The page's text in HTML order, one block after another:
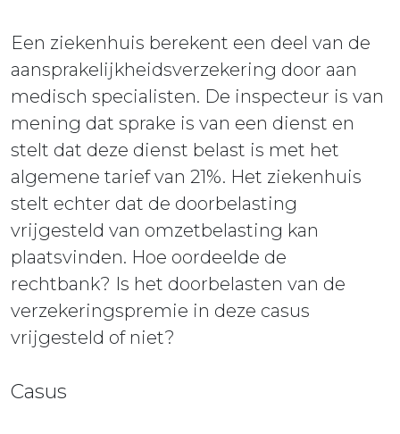
Een ziekenhuis berekent een deel van de
aansprakelijkheidsverzekering door aan
medisch specialisten. De inspecteur is van
mening dat sprake is van een dienst en
stelt dat deze dienst belast is met het
algemene tarief van 21%. Het ziekenhuis
stelt echter dat de doorbelasting
vrijgesteld van omzetbelasting kan
plaatsvinden. Hoe oordeelde de
rechtbank? Is het doorbelasten van de
verzekeringspremie in deze casus
vrijgesteld of niet?
Casus